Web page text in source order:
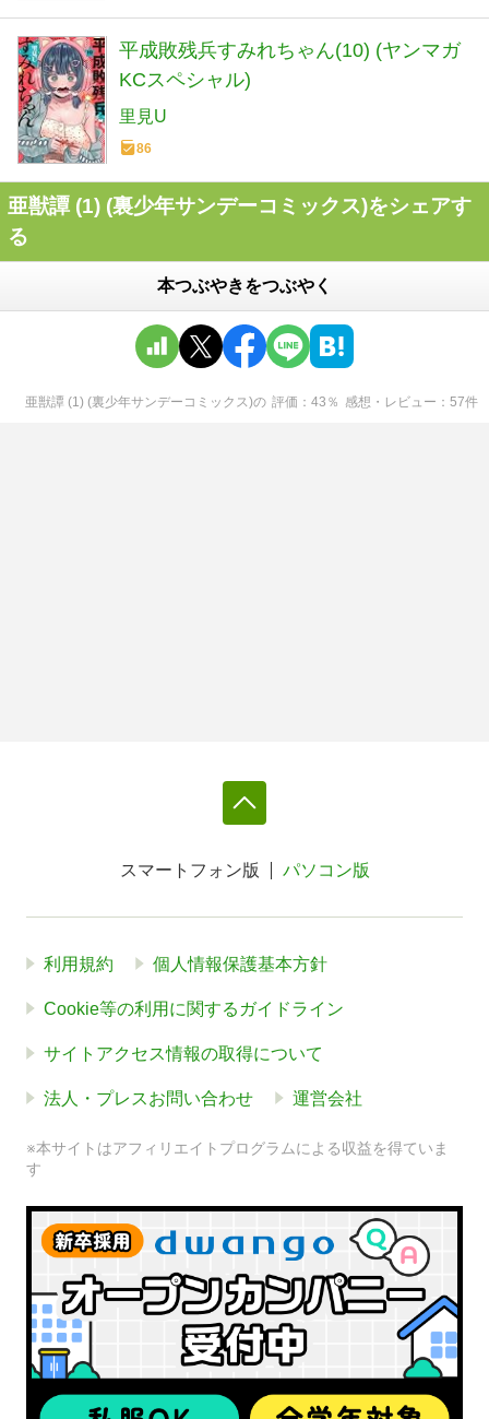
平成敗残兵すみれちゃん(10) (ヤンマガ
KCスペシャル)
里見U
86
亜獣譚 (1) (裏少年サンデーコミックス)をシェアす
る
本つぶやきをつぶやく
亜獣譚 (1) (裏少年サンデーコミックス)の 評価 43 ％ 感想・レビュー 57件
スマートフォン版 パソコン版
利用規約 個人情報保護基本方針
Cookie等の利用に関するガイドライン
サイトアクセス情報の取得について
法人・プレスお問い合わせ 運営会社
※本サイトはアフィリエイトプログラムによる収益を得ていま
す